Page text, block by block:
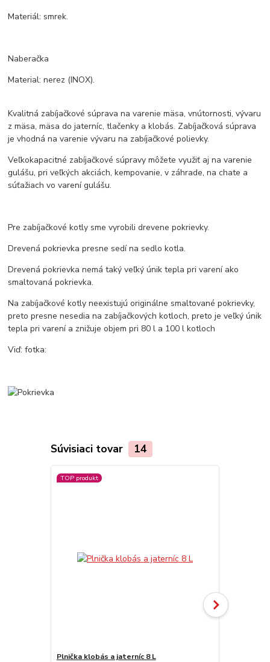
Materiál: smrek.
Naberačka
Material: nerez (INOX).
Kvalitná zabíjačkové súprava na varenie mäsa, vnútornosti, vývaru
z mäsa, mäsa do jaterníc, tlačenky a klobás. Zabíjačková súprava
je vhodná na varenie vývaru na zabíjačkové polievky.
Veľkokapacitné zabíjačkové súpravy môžete využiť aj na varenie
gulášu, pri veľkých akciách, kempovanie, v záhrade, na chate a
súťažiach vo varení gulášu.
Pre zabíjačkové kotly sme vyrobili drevene pokrievky.
Drevená pokrievka presne sedí na sedlo kotla.
Drevená pokrievka nemá taký veľký únik tepla pri varení ako
smaltovaná pokrievka.
Na zabíjačkové kotly neexistujú originálne smaltované pokrievky,
preto presne nesedia na zabíjačkových kotloch, preto je veľký únik
tepla pri varení a znižuje objem pri 80 l a 100 l kotloch
Viď: fotka:
Súvisiaci tovar 14
TOP produkt
Plnička klobás a jaterníc 8 L